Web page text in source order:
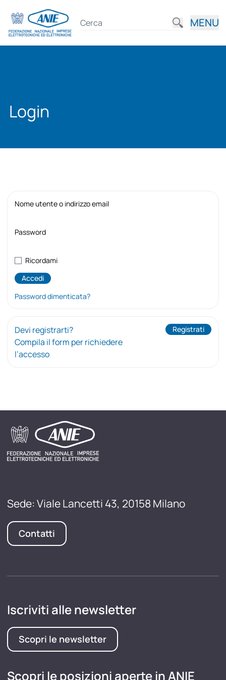
MENU
Login
Nome utente o indirizzo email
Password
Ricordami
Password dimenticata?
Devi registrarti?
Compila il form per richiedere
l’accesso
Registrati
Sede: Viale Lancetti 43, 20158 Milano
Contatti
Iscriviti alle newsletter
Scopri le newsletter
Scopri le posizioni aperte in ANIE